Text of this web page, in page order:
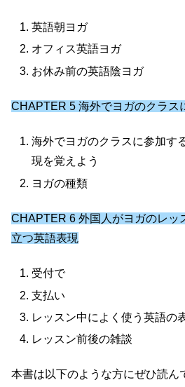
英語朝ヨガ
オフィス英語ヨガ
お休み前の英語陰ヨガ
CHAPTER 5 海外でヨガのクラス
海外でヨガのクラスに参加す
現を覚えよう
ヨガの種類
CHAPTER 6 外国人がヨガのレッ
立つ英語表現
受付で
支払い
レッスン中によく使う英語の
レッスン前後の雑談
本書は以下のような方にぜひ読ん